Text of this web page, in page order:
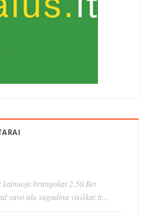
brangokai 2.50.Bet
savo alu sugadina visiškai ir...